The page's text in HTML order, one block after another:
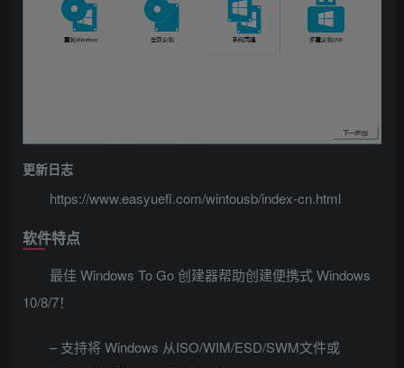
更新日志
https://www.easyuefi.com/wintousb/index-cn.html
软件特点
最佳 Windows To Go 创建器帮助创建便携式 Windows
10/8/7！
– 支持将 Windows 从ISO/WIM/ESD/SWM文件或